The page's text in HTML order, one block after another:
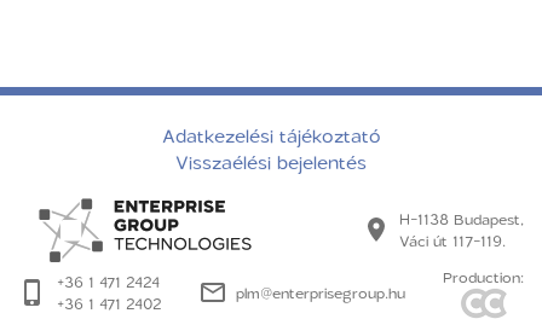
Adatkezelési tájékoztató
Visszaélési bejelentés
H-1138 Budapest,
Váci út 117-119.
+36 1 471 2424
+36 1 471 2402
plm@enterprisegroup.hu
Production: